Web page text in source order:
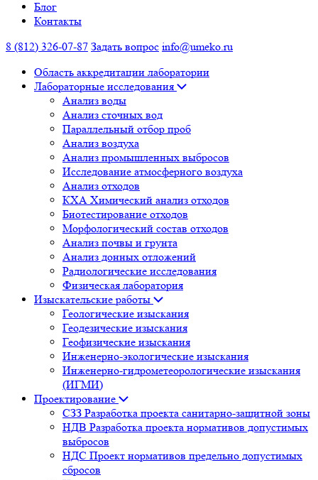
Блог
Контакты
8 (812) 326-07-87 Задать вопрос info@umeko.ru
Область аккредитации лаборатории
Лабораторные исследования
Анализ воды
Анализ сточных вод
Параллельный отбор проб
Анализ воздуха
Анализ промышленных выбросов
Исследование атмосферного воздуха
Анализ отходов
КХА Химический анализ отходов
Биотестирование отходов
Морфологический состав отходов
Анализ почвы и грунта
Анализ донных отложений
Радиологические исследования
Физическая лаборатория
Изыскательские работы
Геологические изыскания
Геодезические изыскания
Геофизические изыскания
Инженерно-экологические изыскания
Инженерно-гидрометеорологические изыскания
(ИГМИ)
Проектирование
СЗЗ Разработка проекта санитарно-защитной зоны
НДВ Разработка проекта нормативов допустимых
выбросов
НДС Проект нормативов предельно допустимых
сбросов